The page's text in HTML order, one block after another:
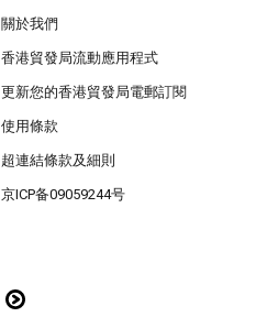
關於我們
香港貿發局流動應用程式
更新您的香港貿發局電郵訂閱
使用條款
超連結條款及細則
京ICP备09059244号